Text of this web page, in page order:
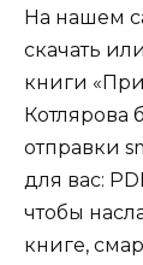
На нашем
скачать
книги
Котлярова
отправки
для вас:
чтобы
книге,